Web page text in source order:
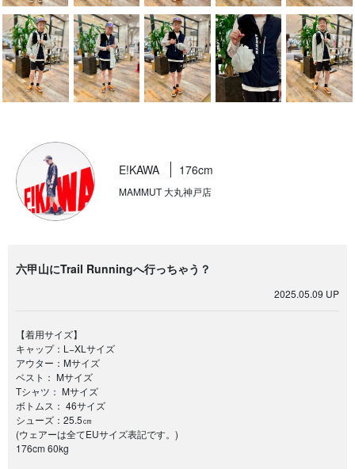
E!KAWA 176cm
MAMMUT 大丸神戸店
六甲山にTrail Runningへ行っちゃう？
2025.05.09 UP
【着用サイズ】
キャップ：L−XLサイズ
アウター：Mサイズ
ベスト： Mサイズ
Tシャツ： Mサイズ
ボトムス： 46サイズ
シューズ：25.5㎝
(ウェアーは全てEUサイズ表記です。)
176cm 60kg